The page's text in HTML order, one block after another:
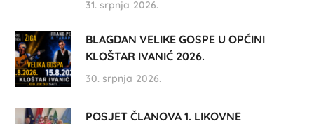
31. srpnja 2026.
BLAGDAN VELIKE GOSPE U OPĆINI
KLOŠTAR IVANIĆ 2026.
30. srpnja 2026.
POSJET ČLANOVA 1. LIKOVNE